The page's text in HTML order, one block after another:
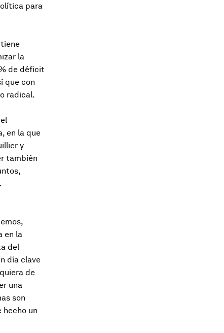
para
la
de déficit
que con
radical.
en la que
y
también
en la
del
día clave
de
una
son
hecho un